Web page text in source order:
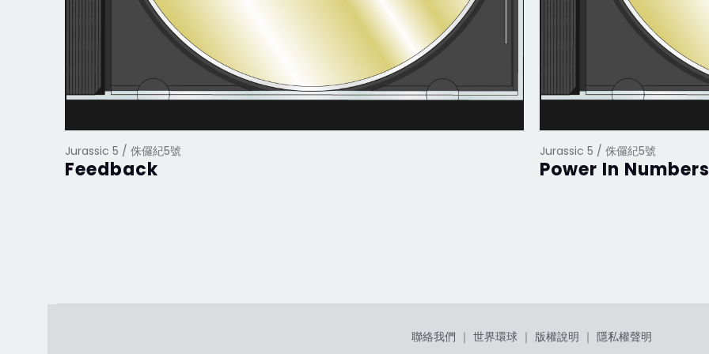
Jurassic 5 / 侏儸紀5號
Feedback
Jurassic 5 / 侏儸紀5號
Power In Numbers
聯絡我們 ｜ 世界環球｜ 版權說明 ｜ 隱私權聲明